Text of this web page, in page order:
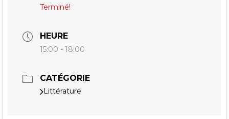
Terminé!
HEURE
15:00 - 18:00
CATÉGORIE
Littérature